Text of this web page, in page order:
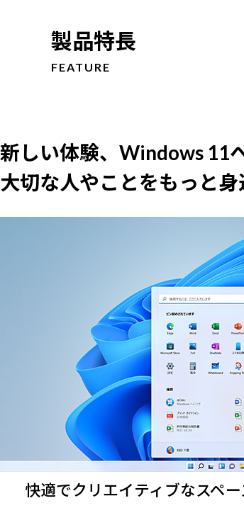
製品特長
FEATURE
新しい体験、Windows 11
大切な人やことをもっと身
快適でクリエイティブなスペ